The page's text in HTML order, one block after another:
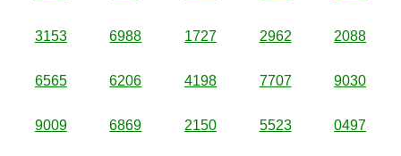
3153 6988 1727 2962 2088
6565 6206 4198 7707 9030
9009 6869 2150 5523 0497